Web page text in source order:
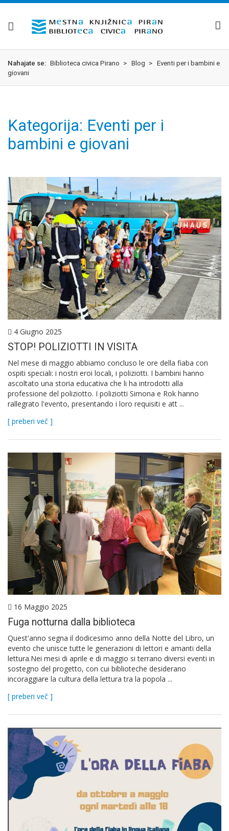
Skok
glavno
izjava
dostopnosti
Nahajate se: Biblioteca civica Pirano > Blog > Eventi per i bambini e
giovani
Kategorija: Eventi per i
bambini e giovani
4 Giugno 2025
STOP! POLIZIOTTI IN VISITA
Nel mese di maggio abbiamo concluso le ore della fiaba con
ospiti speciali: i nostri eroi locali, i poliziotti. I bambini hanno
ascoltato una storia educativa che li ha introdotti alla
professione del poliziotto. I poliziotti Simona e Rok hanno
rallegrato l'evento, presentando i loro requisiti e att ...
[ preberi več ]
16 Maggio 2025
Fuga notturna dalla biblioteca
Quest'anno segna il dodicesimo anno della Notte del Libro, un
evento che unisce tutte le generazioni di lettori e amanti della
lettura.Nei mesi di aprile e di maggio si terrano diversi eventi in
sostegno del progetto, con cui biblioteche desiderano
incoraggiare la cultura della lettura tra la popola ...
[ preberi več ]